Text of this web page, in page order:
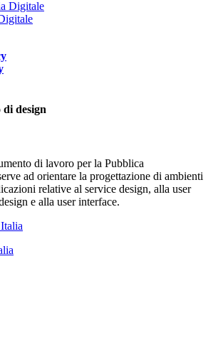
design
di lavoro per la Pubblica
ad orientare la progettazione di ambienti
relative al service design, alla user
e alla user interface.